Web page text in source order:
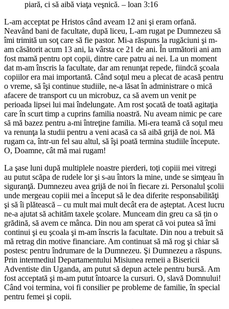
piară, ci să aibă viaţa veşnică. – loan 3:16
L-am acceptat pe Hristos când aveam 12 ani şi eram orfană.
Neavând bani de facultate, după liceu, L-am rugat pe Dumnezeu să
îmi trimită un soţ care să fie pastor. Mi-a răspuns la rugăciuni şi m-
am căsătorit acum 13 ani, la vârsta ce 21 de ani. În următorii ani am
fost mamă pentru opt copii, dintre care patru ai nei. La un moment
dat m-am înscris la facultate, dar am renunţat repede, fiindcă şcoala
copiilor era mai importantă. Când soţul meu a plecat de acasă pentru
o vreme, să îşi continue studiile, ne-a lăsat în administrare o mică
afacere de transport cu un microbuz, ca să avem un venit pe
perioada lipsei lui mai îndelungate. Am rost şocată de toată agitaţia
care în scurt timp a cuprins familia noastră. Nu aveam nimic pe care
să mă bazez pentru a-mi întreţine familia. Mi-era teamă că soţul meu
va renunţa la studii pentru a veni acasă ca să aibă grijă de noi. Mă
rugam ca, într-un fel sau altul, să îşi poată termina studiile începute.
O, Doamne, cât mă mai rugam!
La şase luni după multiplele noastre pierderi, toţi copiii mei vitregi
au putut scăpa de rudele lor şi s-au întors la mine, unde se simţeau în
siguranţă. Dumnezeu avea grijă de noi în fiecare zi. Personalul şcolii
unde mergeau copiii mei a început să le dea diferite responsabilităţi
şi să îi plătească – cu mult mai mult decât era de aşteptat. Acest lucru
ne-a ajutat să achităm taxele şcolare. Munceam din greu ca să țin o
grădină, să avem ce mânca. Din nou am sperat că voi putea să îmi
continui şi eu şcoala şi m-am înscris la facultate. Din nou a trebuit să
mă retrag din motive financiare. Am continuat să mă rog şi chiar să
postesc pentru îndrumare de la Dumnezeu. Şi Dumnezeu a răspuns.
Prin intermediul Departamentului Misiunea remeii a Bisericii
Adventiste din Uganda, am putut să depun actele pentru bursă. Am
fost acceptată şi m-am putut întoarce la cursuri. O, slavă Domnului!
Când voi termina, voi fi consilier pe probleme de familie, în special
pentru femei şi copii.